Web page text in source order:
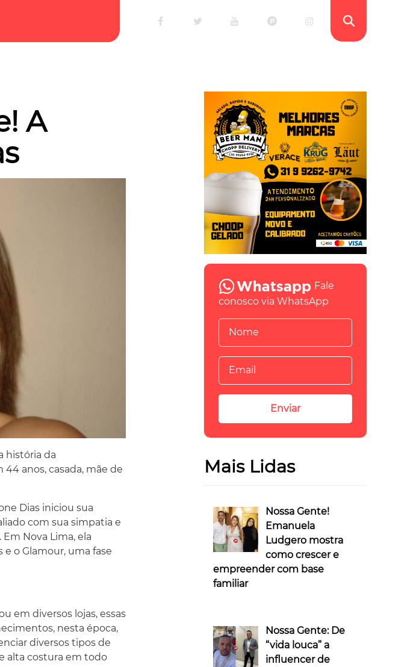
A
história da
anos, casada, mãe de
Dias iniciou sua
com sua simpatia e
Nova Lima, ela
o Glamour, uma fase
em diversos lojas, essas
nesta época,
diversos tipos de
alta costura em todo
Fale
conosco via WhatsApp
Mais Lidas
Nossa Gente!
Emanuela
Ludgero mostra
como crescer e
empreender com base
familiar
Nossa Gente: De
“vida louca” a
influencer de